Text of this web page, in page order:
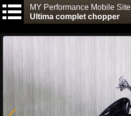
MY Performance Mobile Site
Ultima complet chopper